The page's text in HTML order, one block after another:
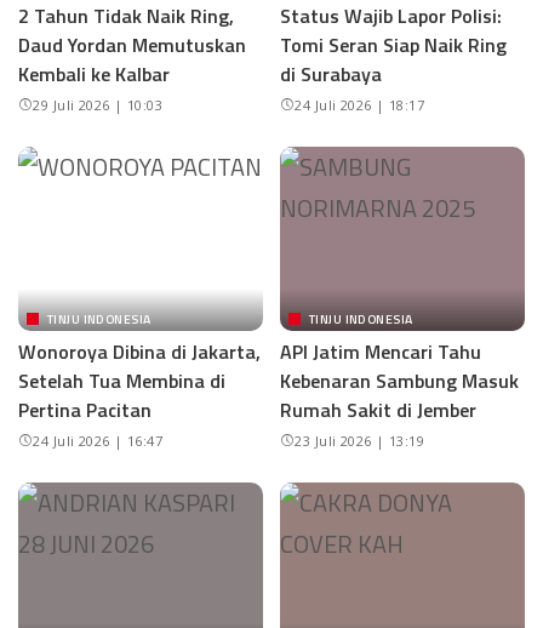
2 Tahun Tidak Naik Ring,
Daud Yordan Memutuskan
Kembali ke Kalbar
29 Juli 2026 | 10:03
Status Wajib Lapor Polisi:
Tomi Seran Siap Naik Ring
di Surabaya
24 Juli 2026 | 18:17
TINJU INDONESIA
Wonoroya Dibina di Jakarta,
Setelah Tua Membina di
Pertina Pacitan
24 Juli 2026 | 16:47
TINJU INDONESIA
API Jatim Mencari Tahu
Kebenaran Sambung Masuk
Rumah Sakit di Jember
23 Juli 2026 | 13:19